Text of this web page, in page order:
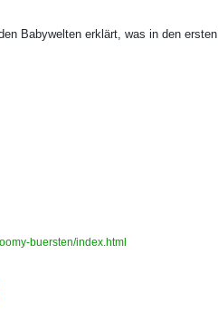
Babywelten erklärt, was in den
buersten/index.html